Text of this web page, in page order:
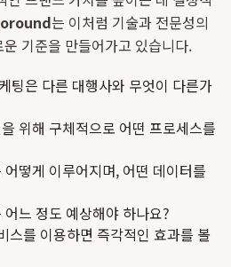
는 이처럼 기술과 전문성의
기준을 만들어가고 있습니다.
팅은 다른 대행사와 무엇이 다른가
위해 구체적으로 어떤 프로세스를
떻게 이루어지며, 어떤 데이터를
느 정도 예상해야 하나요?
를 이용하면 즉각적인 효과를 볼